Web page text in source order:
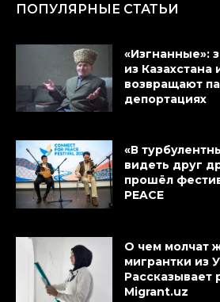
ПОПУЛЯРНЫЕ СТАТЬИ
«Изгнанные»:
из Казахстана
возвращают
депортациях
«В
видеть друг
прошёл
PEACE
О чем молчат
мигрантки из
Рассказывает
Migrant.uz